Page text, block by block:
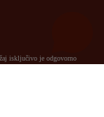
isključivo je odgovorno